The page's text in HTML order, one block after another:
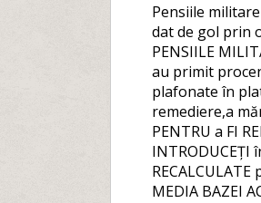
Pensiile
dat de gol prin
PENSIILE
au primit
plafonate în
remediere,a
PENTRU a FI
INTRODUCEȚI
MEDIA BAZEI